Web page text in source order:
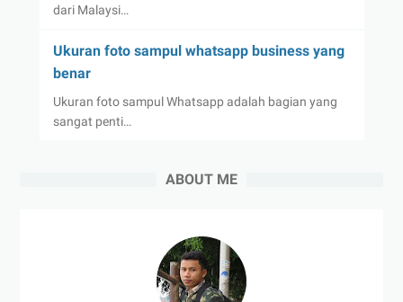
dari Malaysi…
Ukuran foto sampul whatsapp business yang
benar
Ukuran foto sampul Whatsapp adalah bagian yang
sangat penti…
ABOUT ME